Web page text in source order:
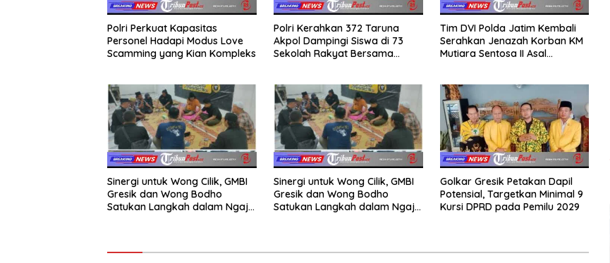
Polri Perkuat Kapasitas
Personel Hadapi Modus Love
Scamming yang Kian Kompleks
Polri Kerahkan 372 Taruna
Akpol Dampingi Siswa di 73
Sekolah Rakyat Bersama
Tim DVI Polda Jatim Kembali
Serahkan Jenazah Korban KM
Mutiara Sentosa II Asal
Sinergi untuk Wong Cilik, GMBI
Gresik dan Wong Bodho
Satukan Langkah dalam Ngaji
Sinergi untuk Wong Cilik, GMBI
Gresik dan Wong Bodho
Satukan Langkah dalam Ngaji
Golkar Gresik Petakan Dapil
Potensial, Targetkan Minimal 9
Kursi DPRD pada Pemilu 2029